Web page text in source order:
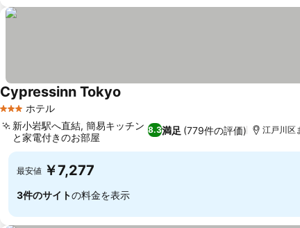
3 ホテルのランク
ホテル
Cypressinn Tokyo
8.3満足 (779件の評価)
新小岩駅へ直結, 簡易キッチン
と家電付きのお部屋
江戸川区
最安値 ￥7,277
3件のサイトの料金を表示